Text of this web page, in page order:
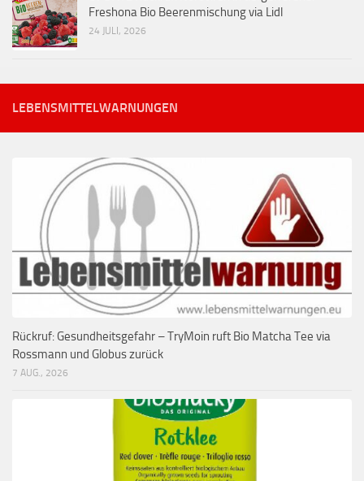
Freshona Bio Beerenmischung via Lidl
24 JULI, 2026
LEBENSMITTELWARNUNGEN
Rückruf: Gesundheitsgefahr – TryMoin ruft Bio Matcha Tee via
Rossmann und Globus zurück
7 AUG., 2026